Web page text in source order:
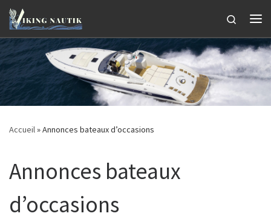
Passer au contenu
Search
Accueil»Annonces bateaux d’occasions
Annonces bateaux
d’occasions